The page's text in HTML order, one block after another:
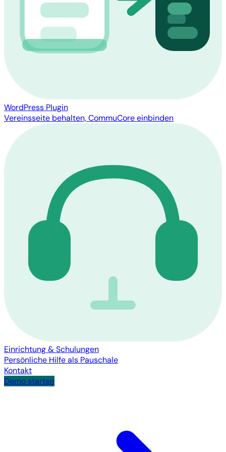
WordPress Plugin
Vereinsseite behalten, CommuCore einbinden
Einrichtung & Schulungen
Persönliche Hilfe als Pauschale
Kontakt
Demo starten